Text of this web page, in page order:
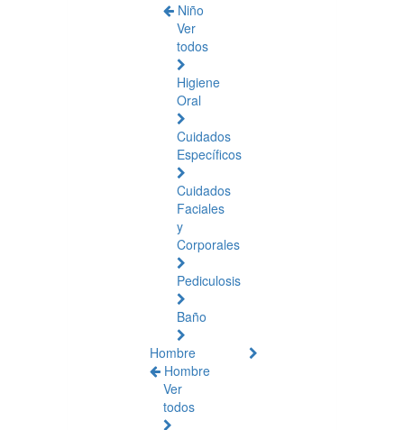
Niño
Ver
todos
Higiene
Oral
Cuidados
Específicos
Cuidados
Faciales
y
Corporales
Pediculosis
Baño
Hombre
Hombre
Ver
todos